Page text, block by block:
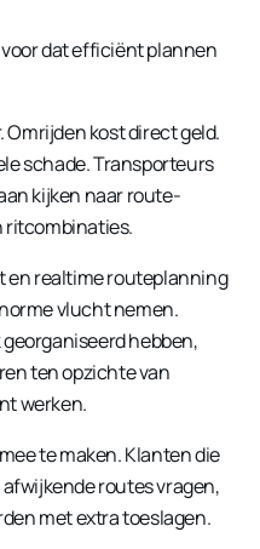
dat efficiënt plannen
kost direct geld.
schade. Transporteurs
kijken naar route-
ritcombinaties.
en realtime routeplanning
vlucht nemen.
hebben,
ten opzichte van
werken.
te maken. Klanten die
routes vragen,
met extra toeslagen.